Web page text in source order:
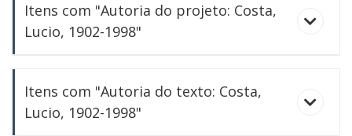
de: LUCIO Costa - registro de uma vivência.
Empresa das Artes/Universidade de Brasília,
Itens com "Autoria do projeto: Costa,
Lucio, 1902-1998"
ex. senhora D. Adelaide Daudt de Oliveira
Itens com "Autoria do texto: Costa,
Lucio, 1902-1998"